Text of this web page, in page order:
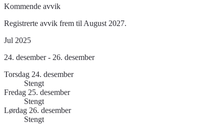
Kommende avvik
Registrerte avvik frem til August 2027.
Jul 2025
24. desember - 26. desember
Torsdag 24. desember
Stengt
Fredag 25. desember
Stengt
Lørdag 26. desember
Stengt